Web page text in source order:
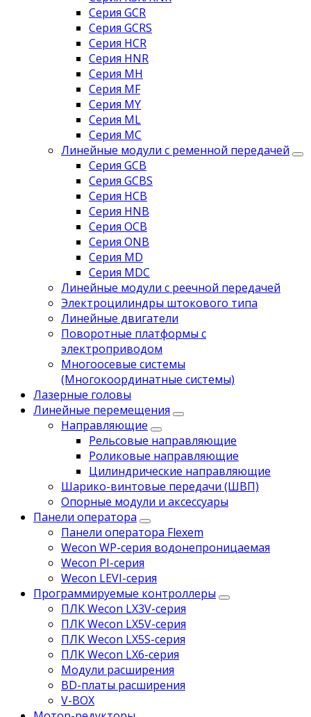
Серия GCR
Серия GCRS
Серия HCR
Серия HNR
Серия MH
Серия MF
Серия MY
Серия ML
Серия MC
Линейные модули с ременной передачей
Серия GCB
Серия GCBS
Серия HCB
Серия HNB
Серия OCB
Серия ONB
Серия MD
Серия MDC
Линейные модули с реечной передачей
Электроцилиндры штокового типа
Линейные двигатели
Поворотные платформы с
электроприводом
Многоосевые системы
(Многокоординатные системы)
Лазерные головы
Линейные перемещения
Направляющие
Рельсовые направляющие
Роликовые направляющие
Цилиндрические направляющие
Шарико-винтовые передачи (ШВП)
Опорные модули и аксессуары
Панели оператора
Панели оператора Flexem
Wecon WP-серия водонепроницаемая
Wecon PI-серия
Wecon LEVI-серия
Программируемые контроллеры
ПЛК Wecon LX3V-серия
ПЛК Wecon LX5V-серия
ПЛК Wecon LX5S-серия
ПЛК Wecon LX6-серия
Модули расширения
BD-платы расширения
V-BOX